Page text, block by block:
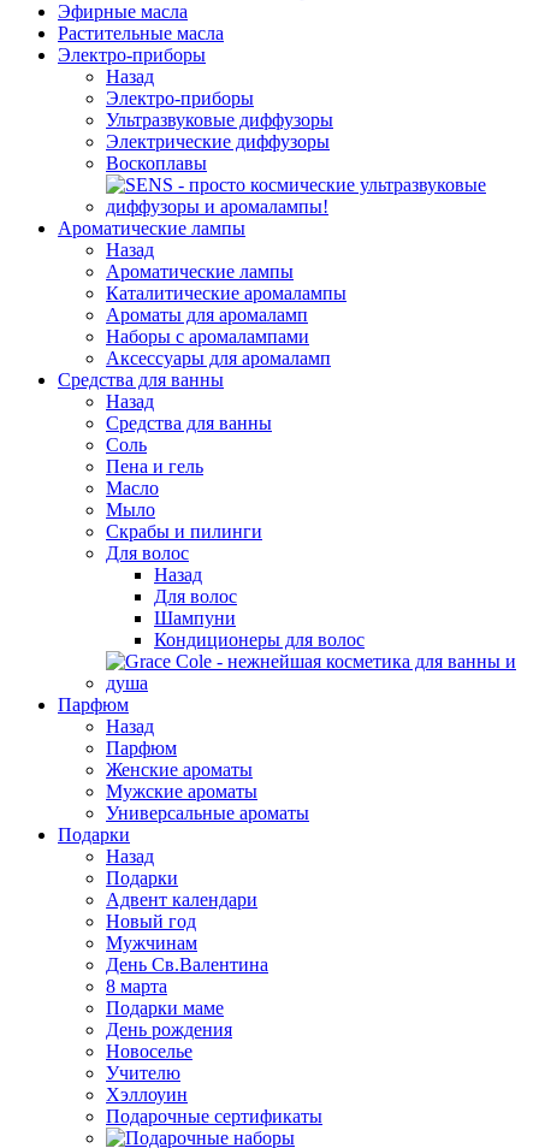
Эфирные масла
Растительные масла
Электро-приборы
Назад
Электро-приборы
Ультразвуковые диффузоры
Электрические диффузоры
Воскоплавы
Ароматические лампы
Назад
Ароматические лампы
Каталитические аромалампы
Ароматы для аромаламп
Наборы с аромалампами
Аксессуары для аромаламп
Средства для ванны
Назад
Средства для ванны
Соль
Пена и гель
Масло
Мыло
Скрабы и пилинги
Для волос
Назад
Для волос
Шампуни
Кондиционеры для волос
Парфюм
Назад
Парфюм
Женские ароматы
Мужские ароматы
Универсальные ароматы
Подарки
Назад
Подарки
Адвент календари
Новый год
Мужчинам
День Св.Валентина
8 марта
Подарки маме
День рождения
Новоселье
Учителю
Хэллоуин
Подарочные сертификаты